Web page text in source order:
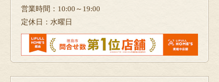
営業時間：10:00～19:00
定休日：水曜日